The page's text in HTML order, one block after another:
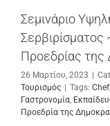
Σεμινάριο
Προεδρίας της
26 Μαρτίου, 2023
Τουρισμός
Tags: Chef,
Γαστρονομία,
Προεδρία της